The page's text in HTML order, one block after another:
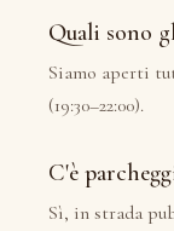
Quali sono
Siamo aperti
(19:30–22:00).
C'è
Sì, in strada